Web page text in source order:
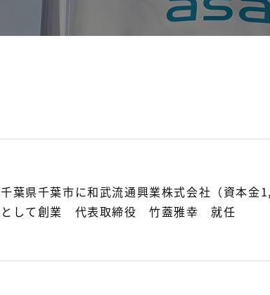
千葉県千葉市に和武流通興業株式会社（資本
として創業 代表取締役 竹蓋雅幸 就任